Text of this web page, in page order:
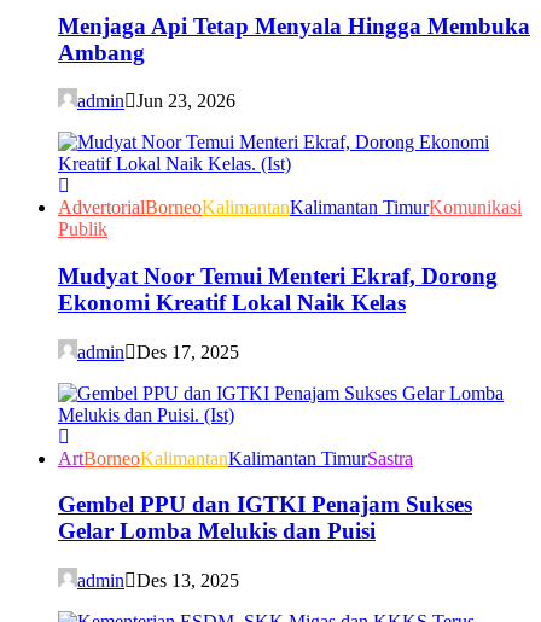
Menjaga Api Tetap Menyala Hingga Membuka
Ambang
admin Jun 23, 2026
AdvertorialBorneoKalimantanKalimantan TimurKomunikasi
Publik
Mudyat Noor Temui Menteri Ekraf, Dorong
Ekonomi Kreatif Lokal Naik Kelas
admin Des 17, 2025
ArtBorneoKalimantanKalimantan TimurSastra
Gembel PPU dan IGTKI Penajam Sukses
Gelar Lomba Melukis dan Puisi
admin Des 13, 2025